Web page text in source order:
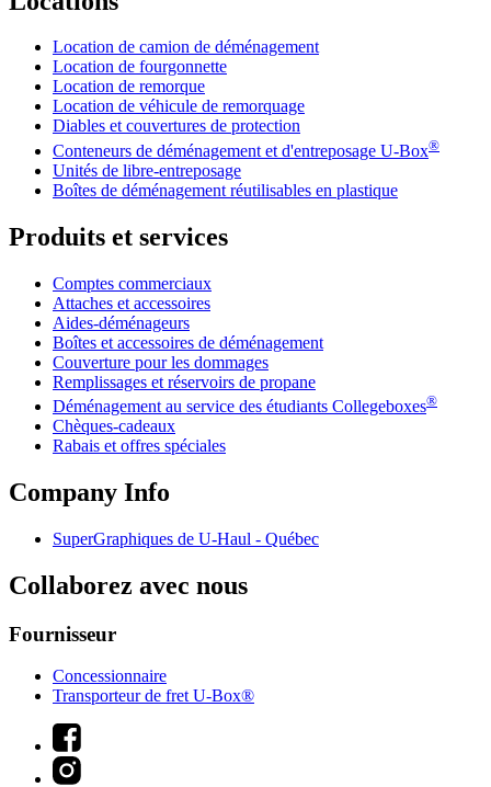
Location de camion de déménagement
Location de fourgonnette
Location de remorque
Location de véhicule de remorquage
Diables et couvertures de protection
Conteneurs de déménagement et d'entreposage U-Box®
Unités de libre-entreposage
Boîtes de déménagement réutilisables en plastique
Produits et services
Comptes commerciaux
Attaches et accessoires
Aides-déménageurs
Boîtes et accessoires de déménagement
Couverture pour les dommages
Remplissages et réservoirs de propane
Déménagement au service des étudiants Collegeboxes®
Chèques-cadeaux
Rabais et offres spéciales
Company Info
SuperGraphiques de U-Haul - Québec
Collaborez avec nous
Fournisseur
Concessionnaire
Transporteur de fret U-Box®